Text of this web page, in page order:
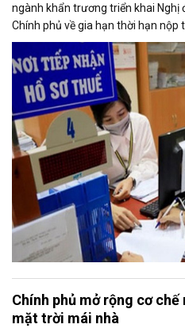
ngành khẩn trương triển khai
Chính phủ về gia hạn thời hạn nộp
2026, nhằm bảo đảm chính sách
hỗ trợ kịp thời cho người nộp thuế.
Chính phủ mở rộng cơ
mặt trời mái nhà